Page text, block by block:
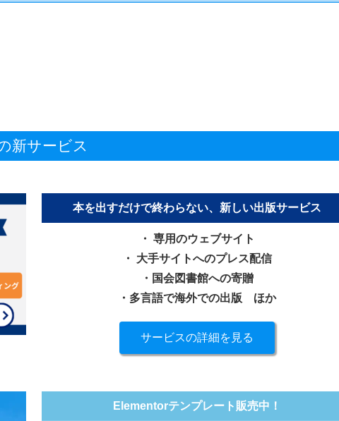
新サービス
本を出すだけで終わらない、新しい出版サービス
・ 専用のウェブサイト
・ 大手サイトへのプレス配信
・国会図書館への寄贈
・多言語で海外での出版 ほか
サービスの詳細を見る
Elementorテンプレート販売中！